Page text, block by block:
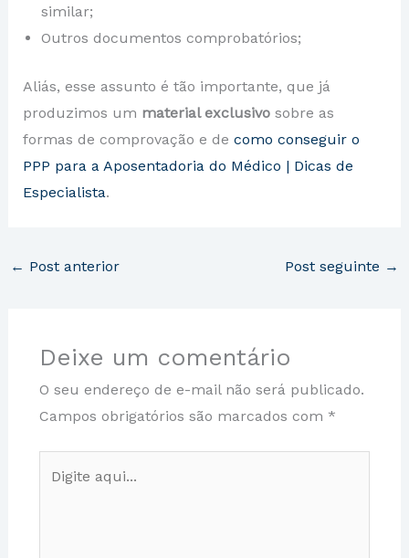
similar;
Outros documentos comprobatórios;
Aliás, esse assunto é tão importante, que já
produzimos um material exclusivosobre as
formas de comprovação e de como conseguir o
PPP para a Aposentadoria do Médico | Dicas de
Especialista.
← Post anterior Post seguinte →
Deixe um comentário
O seu endereço de e-mail não será publicado.
Campos obrigatórios são marcados com *
aqui...